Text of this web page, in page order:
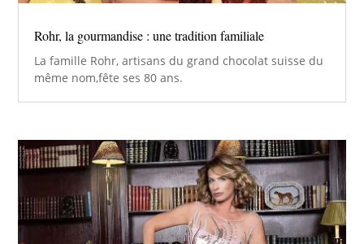
Rohr, la gourmandise : une tradition familiale
La famille Rohr, artisans du grand chocolat suisse du
même nom,fête ses 80 ans.